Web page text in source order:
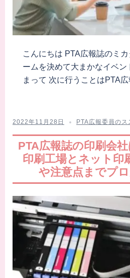
こんにちは PTA広報誌のミ
ームを決めて大まかなイベ
まって 次に行うことはPTA
2022年11月28日 PTA広報委員のス
PTA広報誌の印刷会
印刷工場とネット印
や注意点までプ